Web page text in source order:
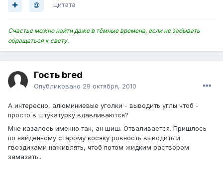
Цитата
Счастье можно найти даже в тёмные времена, если не забывать
обращаться к свету.
Гость bred
Опубликовано 29 октября, 2010
А интересно, алюминиевые уголки - выводить углы чтоб -
просто в штукатурку вдавливаются?
Мне казалось именно так, ан шиш. Отваливается. Пришлось
по найденному старому косяку ровность выводить и
гвоздиками наживлять, чтоб потом жидким раствором
замазать..